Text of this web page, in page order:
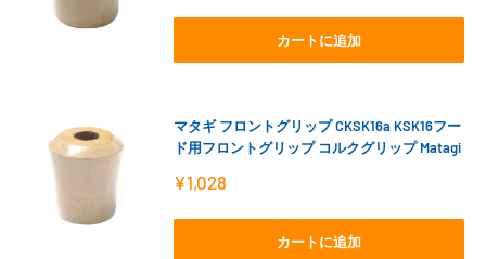
価
カートに追加
マタギ フロントグリップ CKSK16a KSK16フー
ド用フロントグリップ コルクグリップ Matagi
販
価
¥1,028
カートに追加